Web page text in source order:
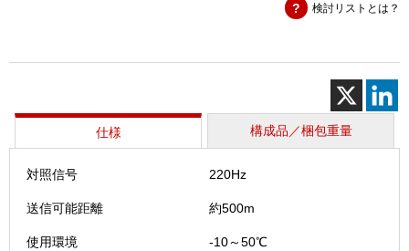
確
ー
ル
（CRM-
検討リストとは？
仕様 構成品／梱包重量
対照信号 220Hz
送信可能距離 約500m
使用環境 -10～50℃